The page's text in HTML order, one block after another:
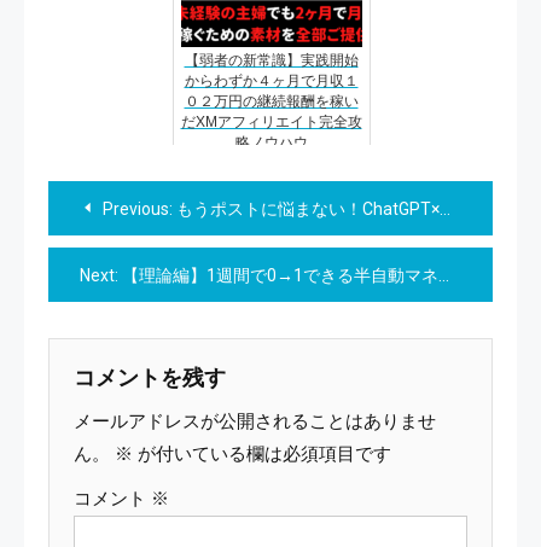
【弱者の新常識】実践開始
からわずか４ヶ月で月収１
０２万円の継続報酬を稼い
だXMアフィリエイト完全攻
略ノウハウ
投
稿
ナ
ビ
ゲ
ー
シ
Previous: もうポストに悩まない！ChatGPT×ライティング『ポスト量産術』
Next: 【理論編】1週間で0→1できる半自動マネーマシンを構築する方法
コメントを残す
メールアドレスが公開されることはありませ
ん。
※ が付いている欄は必須項目です
コメント ※